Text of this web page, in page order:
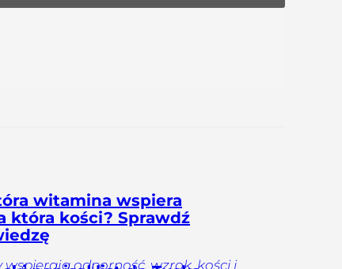
witamina wspiera
która kości? Sprawdź
odporność, wzrok, kości i